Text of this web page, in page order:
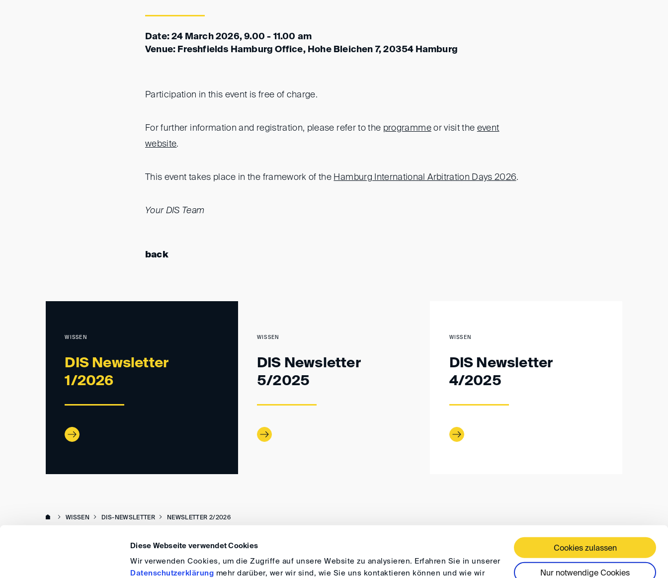
Diese Webseite verwendet Cookies
Wir verwenden Cookies, um die Zugriffe auf unsere Website zu analysieren. Erfahren Sie in unserer
Datenschutzerklärung mehr darüber, wer wir sind, wie Sie uns kontaktieren können und wie wir
Cookies zulassen
Nur notwendige Cookies
Date: 24 March 2026, 9.00 - 11.00 am
Venue: Freshfields Hamburg Office, Hohe Bleichen 7, 20354 Hamburg
Participation in this event is free of charge.
For further information and registration, please refer to the programmeor visit the event
website.
This event takes place in the framework of the Hamburg International Arbitration Days 2026.
Your DIS Team
back
WISSEN
DIS Newsletter
1/2026
WISSEN
DIS Newsletter
5/2025
WISSEN
DIS Newsletter
4/2025
WISSEN DIS-NEWSLETTER NEWSLETTER 2/2026
ANFAHRT IMPRESSUM ALLGEMEINE GESCHÄFTSBEDINGUNGEN DATENSCHUTZ FAQ